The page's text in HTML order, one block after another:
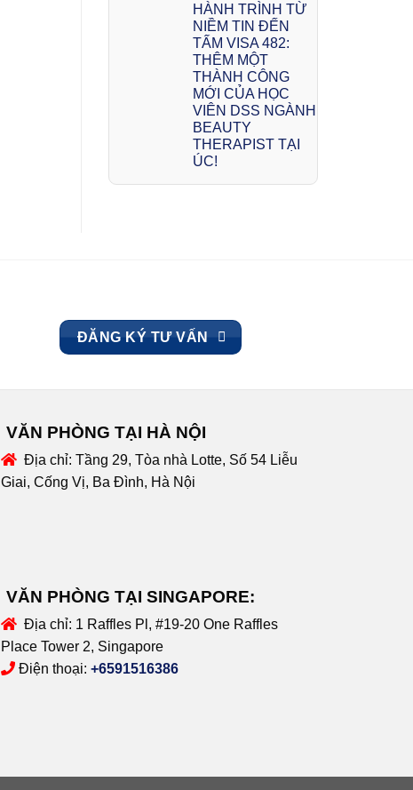
HÀNH TRÌNH TỪ
NIỀM TIN ĐẾN
TẤM VISA 482:
THÊM MỘT
THÀNH CÔNG
MỚI CỦA HỌC
VIÊN DSS NGÀNH
BEAUTY
THERAPIST TẠI
ÚC!
ĐĂNG KÝ TƯ VẤN
VĂN PHÒNG TẠI HÀ NỘI
Địa chỉ:Tầng 29, Tòa nhà Lotte, Số 54 Liễu
Giai, Cống Vị, Ba Đình, Hà Nội
VĂN PHÒNG TẠI SINGAPORE:
Địa chỉ: 1 Raffles Pl, #19-20 One Raffles
Place Tower 2, Singapore
Điện thoại: +6591516386